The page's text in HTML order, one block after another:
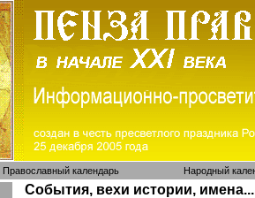
Православный календарь Народный
События, вехи истории, имена...